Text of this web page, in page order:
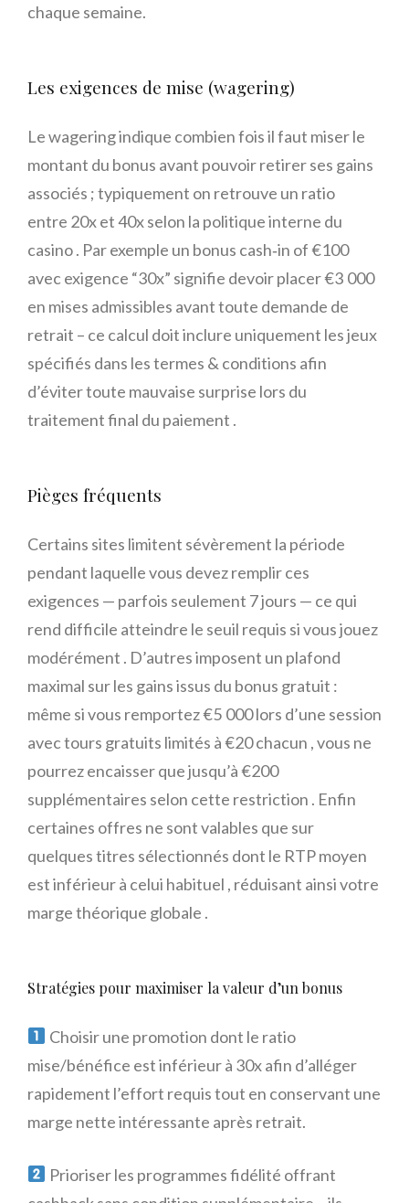
chaque semaine.
Les exigences de mise (wagering)
Le wagering indique combien fois il faut miser le
montant du bonus avant pouvoir retirer ses gains
associés ; typiquement on retrouve un ratio
entre 20x et 40x selon la politique interne du
casino . Par exemple un bonus cash‑in of €100
avec exigence “30x” signifie devoir placer €3 000
en mises admissibles avant toute demande de
retrait – ce calcul doit inclure uniquement les jeux
spécifiés dans les termes & conditions afin
d’éviter toute mauvaise surprise lors du
traitement final du paiement .
Pièges fréquents
Certains sites limitent sévèrement la période
pendant laquelle vous devez remplir ces
exigences — parfois seulement 7 jours — ce qui
rend difficile atteindre le seuil requis si vous jouez
modérément . D’autres imposent un plafond
maximal sur les gains issus du bonus gratuit :
même si vous remportez €5 000 lors d’une session
avec tours gratuits limités à €20 chacun , vous ne
pourrez encaisser que jusqu’à €200
supplémentaires selon cette restriction . Enfin
certaines offres ne sont valables que sur
quelques titres sélectionnés dont le RTP moyen
est inférieur à celui habituel , réduisant ainsi votre
marge théorique globale .
Stratégies pour maximiser la valeur d’un bonus
Choisir une promotion dont le ratio
mise/bénéfice est inférieur à 30x afin d’alléger
rapidement l’effort requis tout en conservant une
marge nette intéressante après retrait.
Prioriser les programmes fidélité offrant